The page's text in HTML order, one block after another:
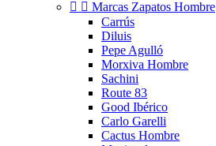
  Marcas Zapatos Hombre
Carrús
Diluis
Pepe Agulló
Morxiva Hombre
Sachini
Route 83
Good Ibérico
Carlo Garelli
Cactus Hombre